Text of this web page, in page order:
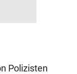
Polizisten